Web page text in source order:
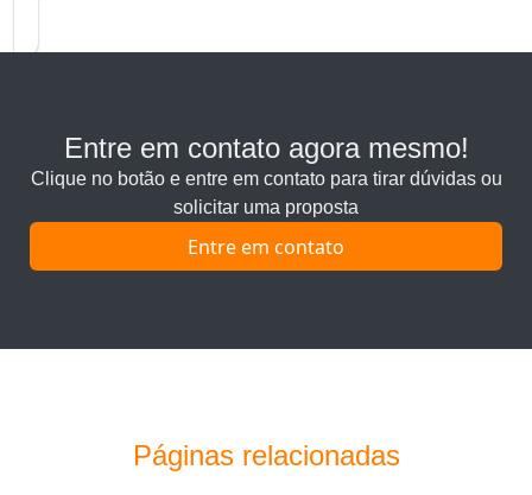
Entre em contato agora mesmo!
Clique no botão e entre em contato para tirar dúvidas ou
solicitar uma proposta
Entre em contato
Páginas relacionadas